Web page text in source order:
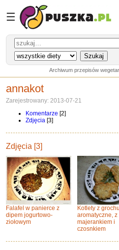
☰
Archiwum przepisów
annakot
Zarejestrowany: 2013-07-21
Komentarze [2]
Zdjęcia [3]
Zdjęcia [3]
Falafel w panierce z
dipem jogurtowo-
ziołowym
Kotlety z grochu
aromatyczne, z
majerankiem i
czosnkiem